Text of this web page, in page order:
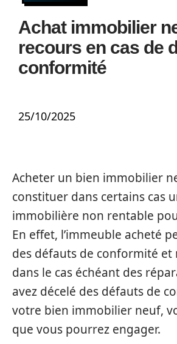
Achat immobilier
recours en cas de
conformité
25/10/2025
Acheter un bien immobilier
constituer dans certains cas
immobilière non rentable
En effet, l’immeuble acheté
des défauts de conformité et
dans le cas échéant des
avez décelé des défauts de
votre bien immobilier neuf,
que vous pourrez engager.